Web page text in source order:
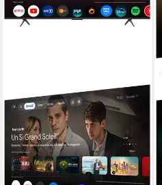
TCL
65T8DXB Mini-LED-
Fernseher
164 cm/65 Zoll Diagonale
Mini LED Bildschirmtechnologie
4K Ultra HD Auflösung
Produktdatenblatt